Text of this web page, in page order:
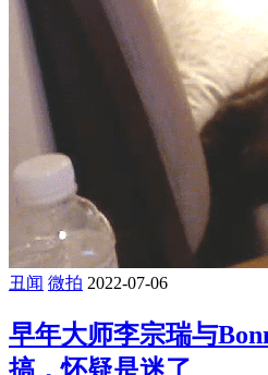
丑闻 微拍 2022-07-06
早年大师李宗瑞与